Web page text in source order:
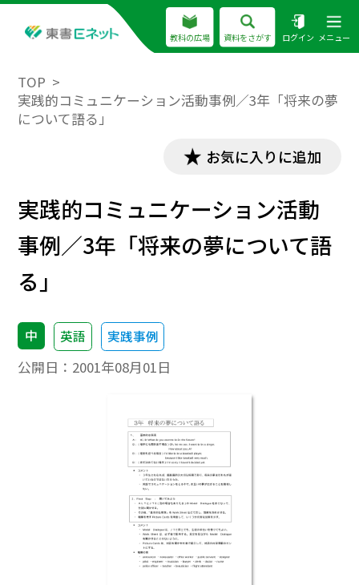
教科の広場 資料をさがす ログイン メニュー
TOP
実践的コミュニケーション活動事例／3年「将来の夢
について語る」
お気に入りに追加
実践的コミュニケーション活動
事例／3年「将来の夢について語
る」
中 英語 実践事例
公開日： 2001年08月01日